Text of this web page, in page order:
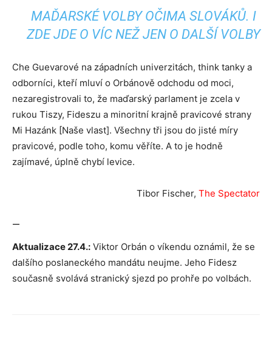
MAĎARSKÉ VOLBY OČIMA SLOVÁKŮ. I
ZDE JDE O VÍC NEŽ JEN O DALŠÍ VOLBY
Che Guevarové na západních univerzitách, think tanky a
odborníci, kteří mluví o Orbánově odchodu od moci,
nezaregistrovali to, že maďarský parlament je zcela v
rukou Tiszy, Fideszu a minoritní krajně pravicové strany
Mi Hazánk [Naše vlast]. Všechny tři jsou do jisté míry
pravicové, podle toho, komu věříte. A to je hodně
zajímavé, úplně chybí levice.
Tibor Fischer, The Spectator
—
Aktualizace 27.4.: Viktor Orbán o víkendu oznámil, že se
dalšího poslaneckého mandátu neujme. Jeho Fidesz
současně svolává stranický sjezd po prohře po volbách.